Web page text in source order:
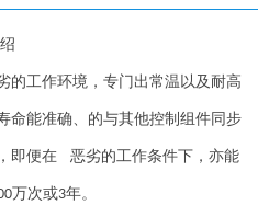
的工作环境，专门出常温以及耐高
命能准确、的与其他控制组件同步
即便在 恶劣的工作条件下，亦能
万次或3年。